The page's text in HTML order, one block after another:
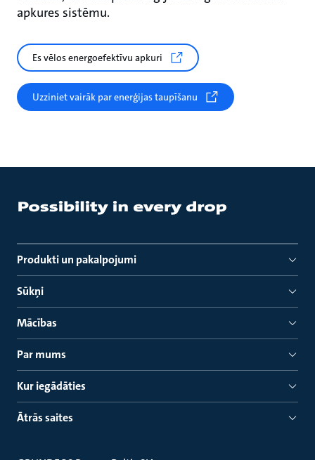
apkures sistēmu.
Es vēlos energoefektīvu apkuri
Uzziniet vairāk par enerģijas taupīšanu
Produkti un pakalpojumi
Sūkņi
Mācības
Par mums
Kur iegādāties
Ātrās saites